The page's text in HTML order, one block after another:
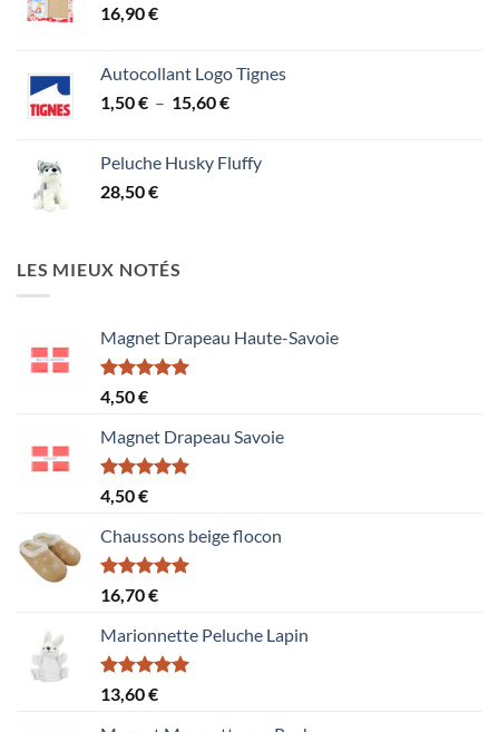
16,90€
Autocollant Logo Tignes
1,50€ – 15,60€Plage
1,50 €
Peluche Husky Fluffy
28,50€
LES MIEUX NOTÉS
Magnet Drapeau Haute-Savoie
Note5.00
sur 5
4,50€
Magnet Drapeau Savoie
Note5.00
sur 5
4,50€
Chaussons beige flocon
Note5.00
sur 5
16,70€
Marionnette Peluche Lapin
Note5.00
sur 5
13,60€